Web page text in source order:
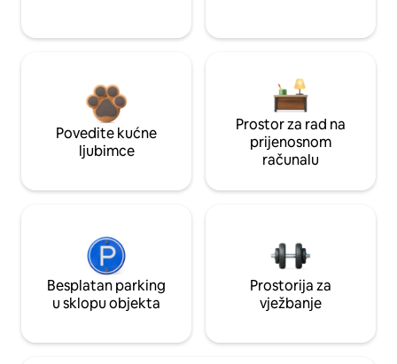
Povedite kućne
ljubimce
Prostor za rad na
prijenosnom
računalu
Besplatan parking
u sklopu objekta
Prostorija za
vježbanje